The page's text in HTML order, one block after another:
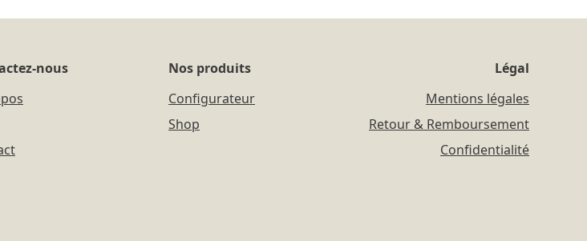
nous
Nos produits
Configurateur
Shop
Légal
Mentions légales
Retour & Remboursement
Confidentialité